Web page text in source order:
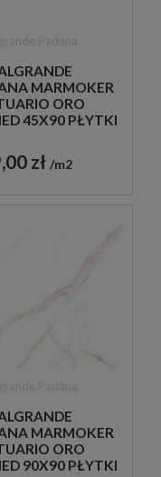
MARMOKER
ORO
45X90 PŁYTKI
zł m2
MARMOKER
ORO
90X90 PŁYTKI